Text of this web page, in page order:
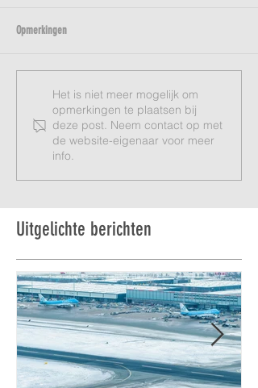
Opmerkingen
Het is niet meer mogelijk om
opmerkingen te plaatsen bij
deze post. Neem contact op met
de website-eigenaar voor meer
info.
Uitgelichte berichten